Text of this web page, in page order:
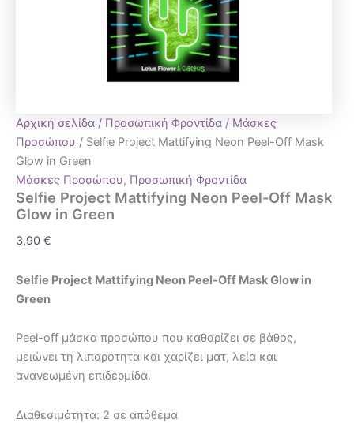
Αρχική σελίδα / Προσωπική Φροντίδα / Μάσκες
Προσώπου / Selfie Project Mattifying Neon Peel-Off Mask
Glow in Green
Μάσκες Προσώπου, Προσωπική Φροντίδα
Selfie Project Mattifying Neon Peel-Off Mask
Glow in Green
3,90 €
Selfie Project Mattifying Neon Peel-Off Mask Glow in
Green
Peel-off μάσκα προσώπου που καθαρίζει σε βάθος,
μειώνει τη λιπαρότητα και χαρίζει ματ, λεία και
ανανεωμένη επιδερμίδα.
Διαθεσιμότητα: 2 σε απόθεμα